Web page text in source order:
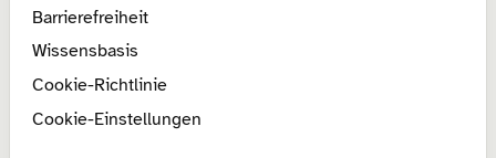
Barrierefreiheit
Wissensbasis
Cookie-Richtlinie
Cookie-Einstellungen